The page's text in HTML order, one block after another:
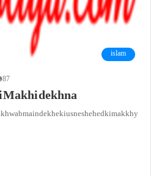
islam
87
Makhi dekhna
main dekhe ki us ne shehed ki makkhy